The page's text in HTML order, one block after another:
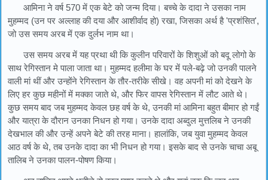
आमिना ने वर्ष 570 में एक बेटे को जन्म दिया। बच्चे के दादा ने उसका नाम
मुहम्मद (उन पर अल्लाह की दया और आशीर्वाद हो) रखा, जिसका अर्थ है 'प्रशंसित',
जो उस समय अरब में एक दुर्लभ नाम था।
उस समय अरब में यह प्रथा थी कि कुलीन परिवारों के शिशुओं को बदू लोगो के
साथ रेगिस्तान मे पाला जाता था। मुहम्मद हलीमा के घर में पले-बढ़े जो उनकी पालने
वाली मां थीं और उन्होंने रेगिस्तान के तौर-तरीके सीखे। वह अपनी मां को देखने के
लिए हर कुछ महीनों में मक्का जाते थे, और फिर वापस रेगिस्तान में लौट आते थे।
कुछ समय बाद जब मुहम्मद केवल छह वर्ष के थे, उनकी मां आमिना बहुत बीमार हो गईं
और यात्रा के दौरान उनका निधन हो गया। उनके दादा अब्दुल मुत्तलिब ने उनकी
देखभाल की और उन्हें अपने बेटे की तरह माना। हालांकि, जब युवा मुहम्मद केवल
आठ वर्ष के थे, तब उनके दादा का भी निधन हो गया। इसके बाद से उनके चाचा अबू
तालिब ने उनका पालन-पोषण किया।